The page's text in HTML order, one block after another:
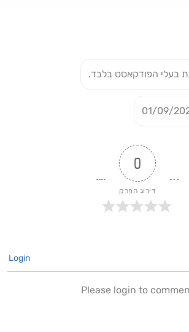
בעלי הפודקאסט בלבד.
0
דירוג הפרק
Please login to